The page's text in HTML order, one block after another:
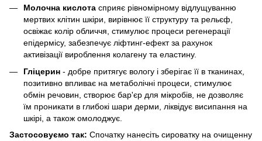
Молочна кислота сприяє рівномірному відлущуванню
мертвих клітин шкіри, вирівнює її структуру та рельєф,
освіжає колір обличчя, стимулює процеси регенерації
епідермісу, забезпечує ліфтинг-ефект за рахунок
активізації вироблення колагену та еластину.
Гліцерин - добре притягує вологу і зберігає її в тканинах,
позитивно впливає на метаболічні процеси, стимулює
обмін речовин, створює бар'єр для мікробів, не дозволяє
їм проникати в глибокі шари дерми, ліквідує висипання на
шкірі, а також омолоджує.
Застосовуємо так: Спочатку нанесіть сироватку на очищенну